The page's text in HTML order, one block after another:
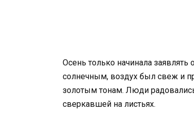
Осень только начинала заявлять
солнечным, воздух был свеж и
золотым тонам. Люди
сверкавшей на листьях.